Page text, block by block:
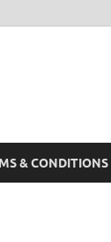
& CONDITIONS